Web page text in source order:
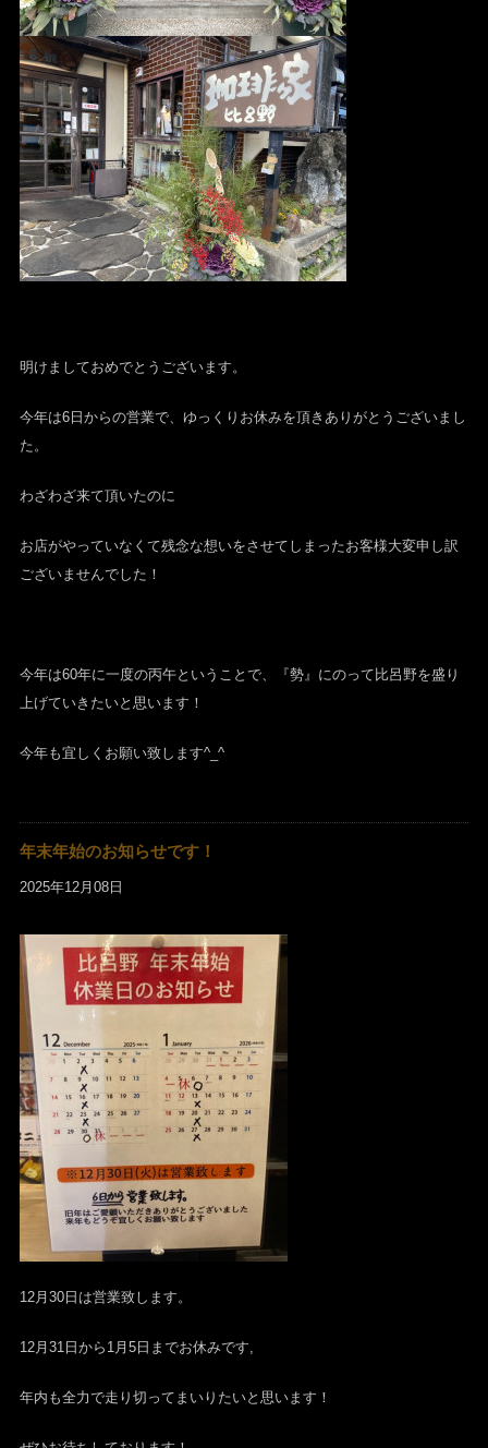
明けましておめでとうございます。
今年は6日からの営業で、ゆっくりお休みを頂きありがとうございまし
た。
わざわざ来て頂いたのに
お店がやっていなくて残念な想いをさせてしまったお客様大変申し訳
ございませんでした！
今年は60年に一度の丙午ということで、『勢』にのって比呂野を盛り
上げていきたいと思います！
今年も宜しくお願い致します^_^
年末年始のお知らせです！
2025年12月08日
12月30日は営業致します。
12月31日から1月5日までお休みです,
年内も全力で走り切ってまいりたいと思います！